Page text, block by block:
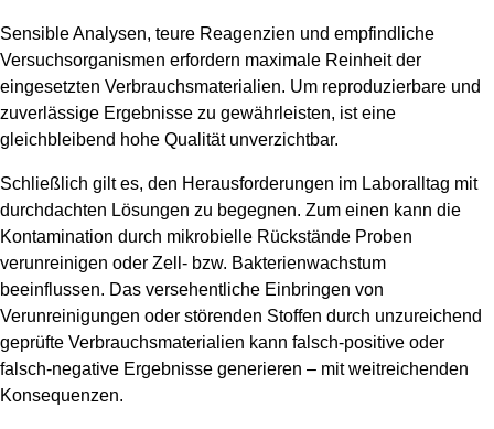
Sensible Analysen, teure Reagenzien und empfindliche
Versuchsorganismen erfordern maximale Reinheit der
eingesetzten Verbrauchsmaterialien. Um reproduzierbare und
zuverlässige Ergebnisse zu gewährleisten, ist eine
gleichbleibend hohe Qualität unverzichtbar.
Schließlich gilt es, den Herausforderungen im Laboralltag mit
durchdachten Lösungen zu begegnen. Zum einen kann die
Kontamination durch mikrobielle Rückstände Proben
verunreinigen oder Zell- bzw. Bakterienwachstum
beeinflussen. Das versehentliche Einbringen von
Verunreinigungen oder störenden Stoffen durch unzureichend
geprüfte Verbrauchsmaterialien kann falsch-positive oder
falsch-negative Ergebnisse generieren – mit weitreichenden
Konsequenzen.